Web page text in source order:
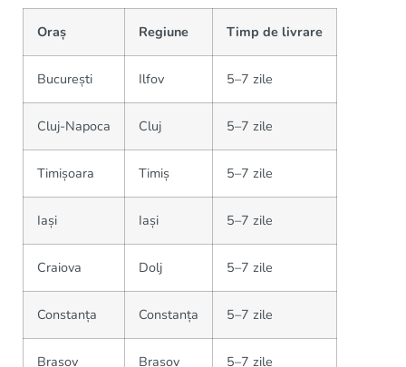
Oraș Regiune Timp de livrare
București Ilfov 5–7 zile
Cluj-Napoca Cluj 5–7 zile
Timișoara Timiș 5–7 zile
Iași Iași 5–7 zile
Craiova Dolj 5–7 zile
Constanța Constanța 5–7 zile
Brașov Brașov 5–7 zile